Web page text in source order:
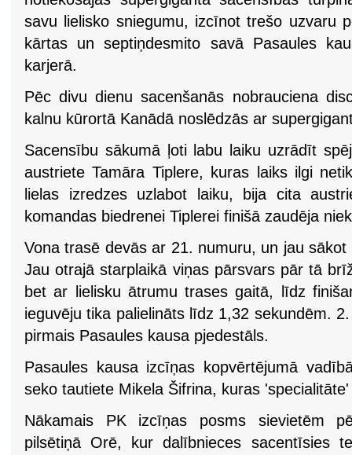
savu lielisko sniegumu, izcīnot trešo uzvaru
kārtas un septiņdesmito savā Pasaules
karjerā.
Pēc divu dienu sacenšanās nobrauciena
kalnu kūrortā Kanādā noslēdzās ar
Sacensību sākumā ļoti labu laiku uzrādīt
austriete Tamāra Tiplere, kuras laiks ilgi
lielas izredzes uzlabot laiku, bija cita
komandas biedrenei Tiplerei finišā zaudēja
Vona trasē devās ar 21. numuru, un jau
Jau otrajā starplaikā viņas pārsvars pār tā
bet ar lielisku ātrumu trases gaitā, līdz
ieguvēju tika palielināts līdz 1,32 sekundēm.
pirmais Pasaules kausa pjedestāls.
Pasaules kausa izcīņas kopvērtējumā
seko tautiete Mikela Šifrina, kuras
Nākamais PK izcīņas posms sievietēm
pilsētiņā Orē, kur dalībnieces sacentīsies